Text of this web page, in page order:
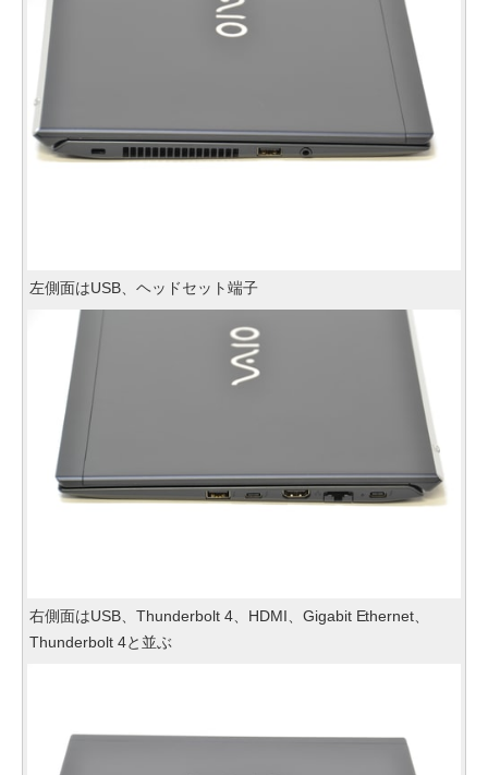
左側面はUSB、ヘッドセット端子
右側面はUSB、Thunderbolt 4、HDMI、Gigabit Ethernet、
Thunderbolt 4と並ぶ